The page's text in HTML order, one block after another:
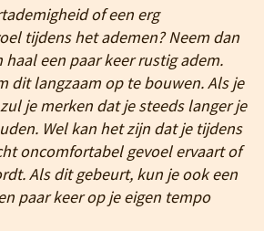
of een erg
tijdens het ademen? Neem dan
haal een paar keer rustig adem.
dit langzaam op te bouwen. Als je
je merken dat je steeds langer je
Wel kan het zijn dat je tijdens
oncomfortabel gevoel ervaart of
Als dit gebeurt, kun je ook een
paar keer op je eigen tempo